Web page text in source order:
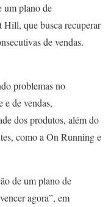
um plano de
que busca recuperar
de vendas.
problemas no
e de vendas,
dos produtos, além do
como a On Running e
de um plano de
agora”, em